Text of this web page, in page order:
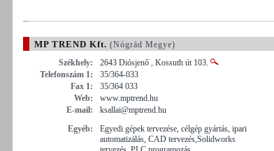
MP TREND Kft. (Nógrád Megye)
Székhely:
2643 Diósjenő , Kossuth út 103.
Telefonszám 1:
35/364-033
Fax 1:
35/364 033
Web:
www.mptrend.hu
E-mail:
ksallai@mptrend.hu
Egyéb:
Egyedi gépek tervezése, célgép gyártás, ipari
automatizálás, CAD tervezés,Solidworks